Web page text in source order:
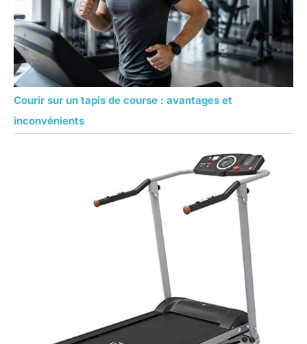
Courir sur un tapis de course : avantages et
inconvénients